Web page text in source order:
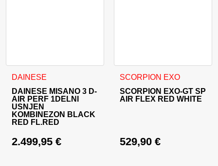
DAINESE
DAINESE MISANO 3 D-
AIR PERF 1DELNI
USNJEN
KOMBINEZON BLACK
RED FL.RED
2.499,95 €
Ta izdelek ima več različic. Možnosti lahko izberete na
SCORPION EXO
SCORPION EXO-GT SP
AIR FLEX RED WHITE
529,90 €
Ta izdelek ima več različic.